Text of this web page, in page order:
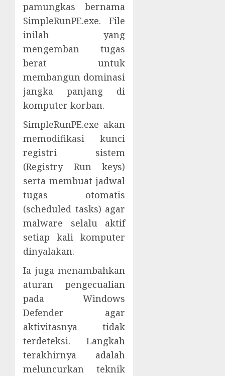
pamungkas bernama
SimpleRunPE.exe. File
inilah yang
mengemban tugas
berat untuk
membangun dominasi
jangka panjang di
komputer korban.
SimpleRunPE.exe akan
memodifikasi kunci
registri sistem
(Registry Run keys)
serta membuat jadwal
tugas otomatis
(scheduled tasks) agar
malware selalu aktif
setiap kali komputer
dinyalakan.
Ia juga menambahkan
aturan pengecualian
pada Windows
Defender agar
aktivitasnya tidak
terdeteksi. Langkah
terakhirnya adalah
meluncurkan teknik